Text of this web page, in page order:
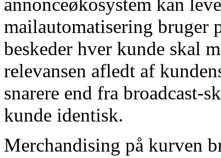
annonceøkosystem kan
mailautomatisering bruger
beskeder hver kunde skal
relevansen afledt af
snarere end fra broadcast-
kunde identisk.
Merchandising på kurven